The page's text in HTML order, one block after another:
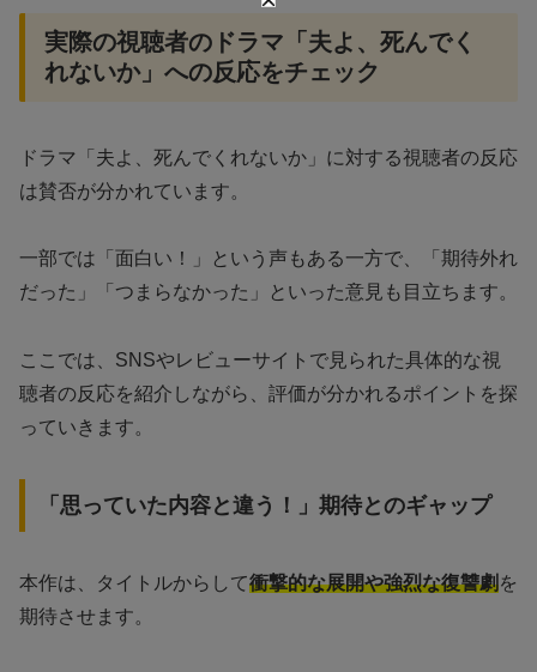
実際の視聴者のドラマ「夫よ、死んでく
れないか」への反応をチェック
ドラマ「夫よ、死んでくれないか」に対する視聴者の反応
は賛否が分かれています。
一部では「面白い！」という声もある一方で、「期待外れ
だった」「つまらなかった」といった意見も目立ちます。
ここでは、SNSやレビューサイトで見られた具体的な視
聴者の反応を紹介しながら、評価が分かれるポイントを探
っていきます。
「思っていた内容と違う！」期待とのギャップ
本作は、タイトルからして衝撃的な展開や強烈な復讐劇を
期待させます。